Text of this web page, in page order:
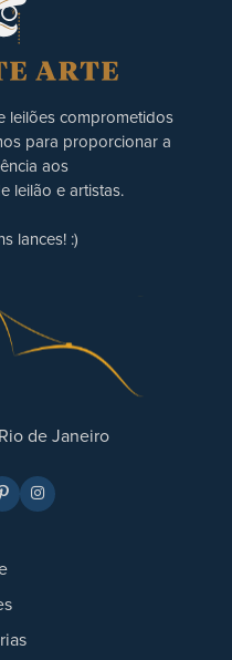
leilões comprometidos
para proporcionar a
aos
leilão e artistas.
lances! :)
de Janeiro